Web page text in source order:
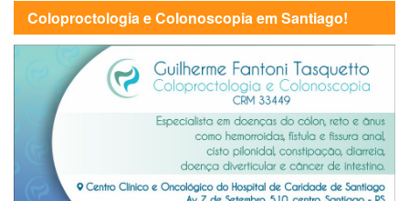
Coloproctologia e Colonoscopia em Santiago!